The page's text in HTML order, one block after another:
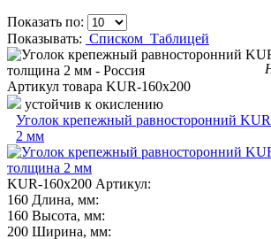
Показать по:
Показывать: Списком Таблицей
Артикул товара KUR-160х200
устойчив к окислению
Уголок крепежный равносторонний
2 мм
KUR-160х200 Артикул:
160 Длина, мм:
160 Высота, мм:
200 Ширина, мм: